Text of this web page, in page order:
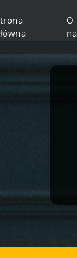
O